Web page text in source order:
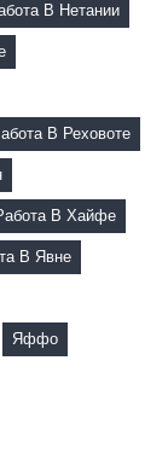
В Нетании
В Реховоте
В Хайфе
В Явне
Яффо